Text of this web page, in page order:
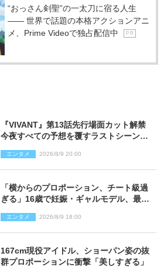
“おっさん剣聖”の一太刀に宿る人生
―― 世界で話題の本格アクションアニ
メ、Prime Videoで独占配信中
P R
『VIVANT』第13話先行場面カット解禁
今夜すべての予想を覆すラストシーン
エンタメ 2026/8/9 20:00
「横からのプロポーション、チート級過
ぎる」16歳で妊娠・ギャルモデル、最新
エンタメ 2026/8/9 18:00
167cm現役アイドル、ショーパン姿の抜
群プロポーションに衝撃「美しすぎる」